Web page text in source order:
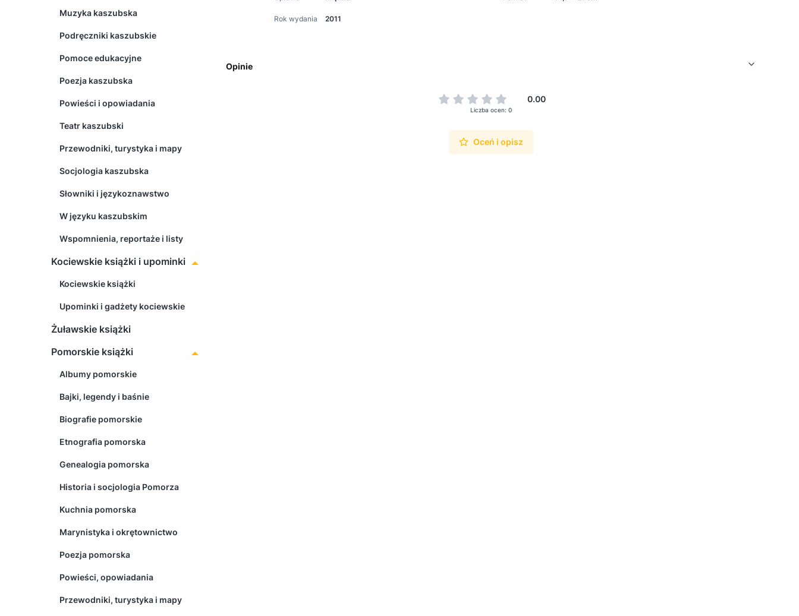
Muzyka kaszubska
Podręczniki kaszubskie
Pomoce edukacyjne
Poezja kaszubska
Powieści i opowiadania
Teatr kaszubski
Przewodniki, turystyka i mapy
Socjologia kaszubska
Słowniki i językoznawstwo
W języku kaszubskim
Wspomnienia, reportaże i listy
Kociewskie książki i upominki
Kociewskie książki
Upominki i gadżety kociewskie
Żuławskie książki
Pomorskie książki
Albumy pomorskie
Bajki, legendy i baśnie
Biografie pomorskie
Etnografia pomorska
Genealogia pomorska
Historia i socjologia Pomorza
Kuchnia pomorska
Marynistyka i okrętownictwo
Poezja pomorska
Powieści, opowiadania
Przewodniki, turystyka i mapy
Rok wydania 2011
Opinie
0.00
Liczba ocen: 0
Oceń i opisz